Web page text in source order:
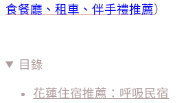
食餐廳、租車、伴手禮推薦）
目錄
花蓮住宿推薦：呼吸民宿